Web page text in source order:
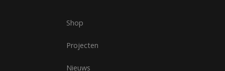
Shop
Projecten
Nieuws